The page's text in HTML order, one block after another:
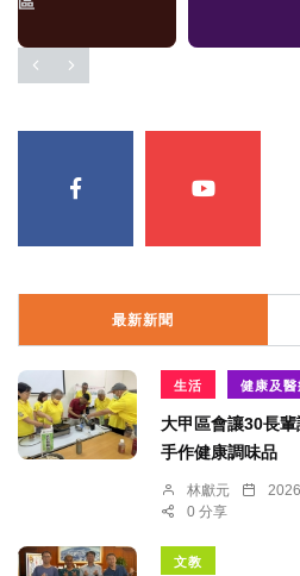
最新新聞
生活 健康及醫
大甲區會讓30長
手作健康調味品
林獻元
0 分享
文教